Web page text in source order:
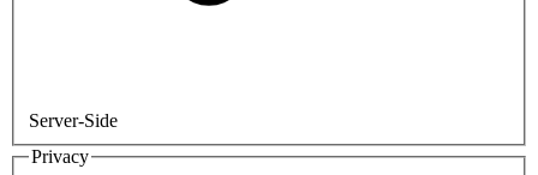
Server-Side
Privacy